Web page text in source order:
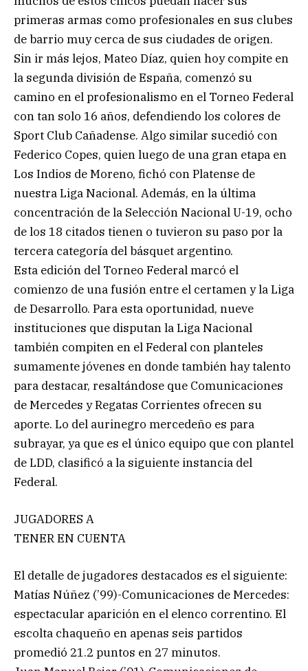
primeras armas como profesionales en sus clubes
de barrio muy cerca de sus ciudades de origen.
Sin ir más lejos, Mateo Díaz, quien hoy compite en
la segunda división de España, comenzó su
camino en el profesionalismo en el Torneo Federal
con tan solo 16 años, defendiendo los colores de
Sport Club Cañadense. Algo similar sucedió con
Federico Copes, quien luego de una gran etapa en
Los Indios de Moreno, fichó con Platense de
nuestra Liga Nacional. Además, en la última
concentración de la Selección Nacional U-19, ocho
de los 18 citados tienen o tuvieron su paso por la
tercera categoría del básquet argentino.
Esta edición del Torneo Federal marcó el
comienzo de una fusión entre el certamen y la Liga
de Desarrollo. Para esta oportunidad, nueve
instituciones que disputan la Liga Nacional
también compiten en el Federal con planteles
sumamente jóvenes en donde también hay talento
para destacar, resaltándose que Comunicaciones
de Mercedes y Regatas Corrientes ofrecen su
aporte. Lo del aurinegro mercedeño es para
subrayar, ya que es el único equipo que con plantel
de LDD, clasificó a la siguiente instancia del
Federal.
JUGADORES A
TENER EN CUENTA
El detalle de jugadores destacados es el siguiente:
Matías Núñez (’99)-Comunicaciones de Mercedes:
espectacular aparición en el elenco correntino. El
escolta chaqueño en apenas seis partidos
promedió 21.2 puntos en 27 minutos.